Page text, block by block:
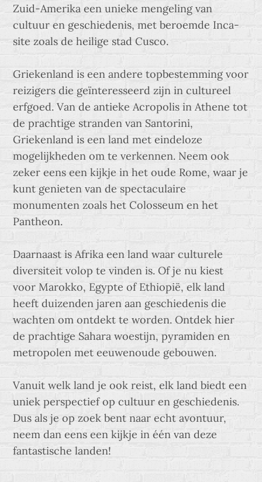
Zuid-Amerika een unieke mengeling van
cultuur en geschiedenis, met beroemde Inca-
site zoals de heilige stad Cusco.
Griekenland is een andere topbestemming voor
reizigers die geïnteresseerd zijn in cultureel
erfgoed. Van de antieke Acropolis in Athene tot
de prachtige stranden van Santorini,
Griekenland is een land met eindeloze
mogelijkheden om te verkennen. Neem ook
zeker eens een kijkje in het oude Rome, waar je
kunt genieten van de spectaculaire
monumenten zoals het Colosseum en het
Pantheon.
Daarnaast is Afrika een land waar culturele
diversiteit volop te vinden is. Of je nu kiest
voor Marokko, Egypte of Ethiopië, elk land
heeft duizenden jaren aan geschiedenis die
wachten om ontdekt te worden. Ontdek hier
de prachtige Sahara woestijn, pyramiden en
metropolen met eeuwenoude gebouwen.
Vanuit welk land je ook reist, elk land biedt een
uniek perspectief op cultuur en geschiedenis.
Dus als je op zoek bent naar echt avontuur,
neem dan eens een kijkje in één van deze
fantastische landen!